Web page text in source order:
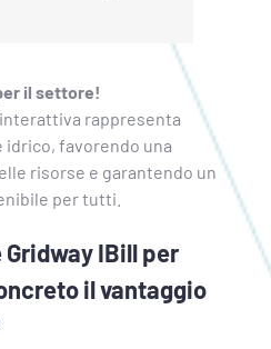
il settore!
rappresenta
idrico, favorendo una
risorse e garantendo un
per tutti.
IBill per
il vantaggio